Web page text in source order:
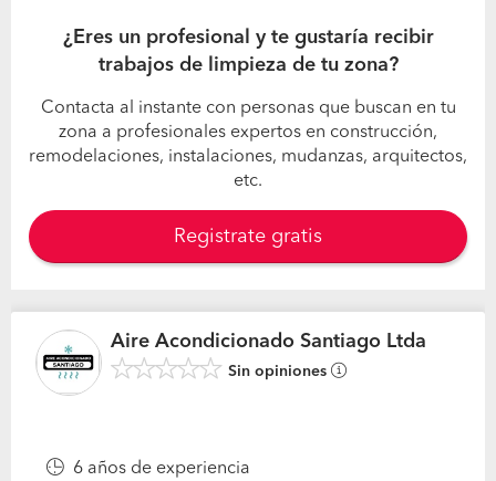
¿Eres un profesional y te gustaría recibir
trabajos de limpieza de tu zona?
Contacta al instante con personas que buscan en tu
zona a profesionales expertos en construcción,
remodelaciones, instalaciones, mudanzas, arquitectos,
etc.
Registrate gratis
Aire Acondicionado Santiago Ltda
Sin opiniones
6 años de experiencia